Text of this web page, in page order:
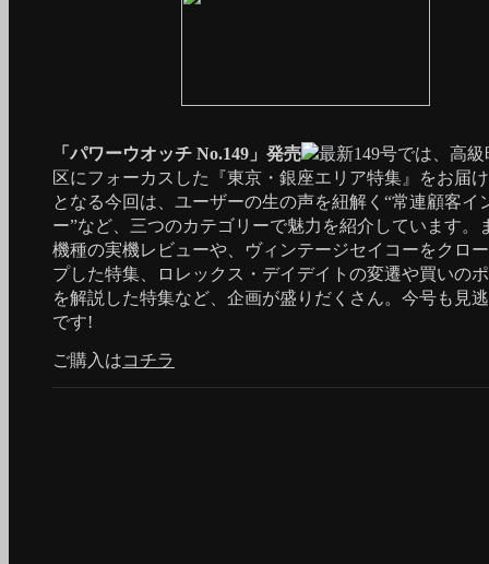
「パワーウオッチ No.149」発売
最新149号では、高
区にフォーカスした『東京・銀座エリア特集』をお届
となる今回は、ユーザーの生の声を紐解く“常連顧客イ
ー”など、三つのカテゴリーで魅力を紹介しています。
機種の実機レビューや、ヴィンテージセイコーをクロ
プした特集、ロレックス・デイデイトの変遷や買いの
を解説した特集など、企画が盛りだくさん。今号も見
です!
ご購入はコチラ